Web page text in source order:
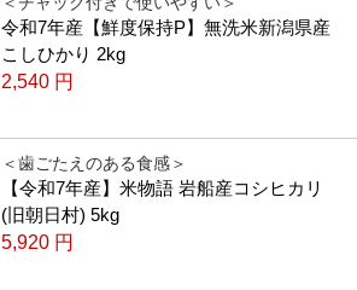
令和7年産【鮮度保持P】無洗米新潟県産
こしひかり 2kg
2,540 円
＜歯ごたえのある食感＞
【令和7年産】米物語 岩船産コシヒカリ
(旧朝日村) 5kg
5,920 円